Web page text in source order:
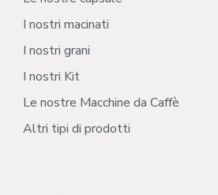
I nostri macinati
I nostri grani
I nostri Kit
Le nostre Macchine da Caffè
Altri tipi di prodotti